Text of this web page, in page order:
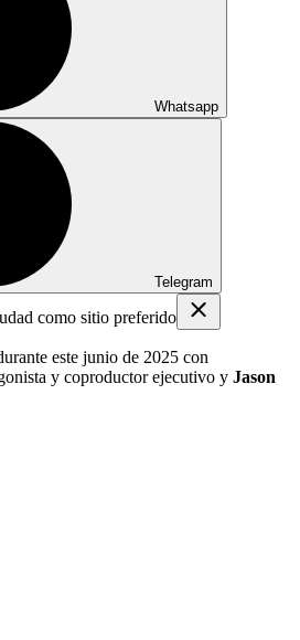
Whatsapp
Telegram
como sitio preferido
este junio de 2025 con
y coproductor ejecutivo y Jason